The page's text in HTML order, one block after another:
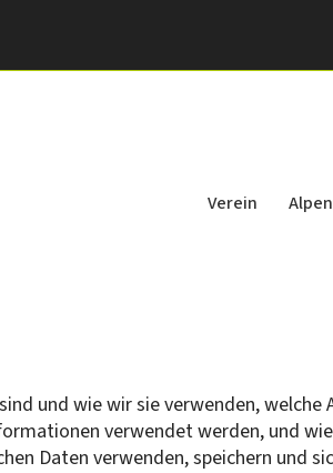
Verein
und wie wir sie verwenden,
verwendet werden, und
Daten verwenden, speichern und